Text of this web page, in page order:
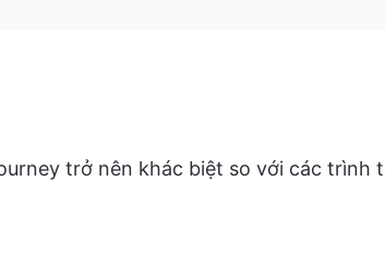
trở nên khác biệt so với các trình